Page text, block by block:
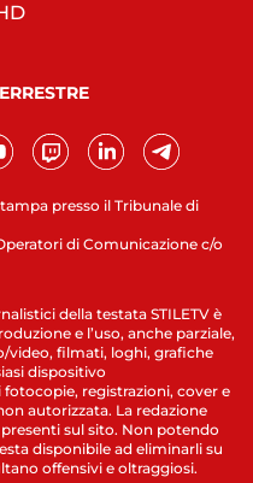
presso il Tribunale di
di Comunicazione c/o
della testata STILETV è
e l’uso, anche parziale,
video, filmati, loghi, grafiche
dispositivo
registrazioni, cover e
autorizzata. La redazione
sul sito. Non potendo
disponibile ad eliminarli su
offensivi e oltraggiosi.